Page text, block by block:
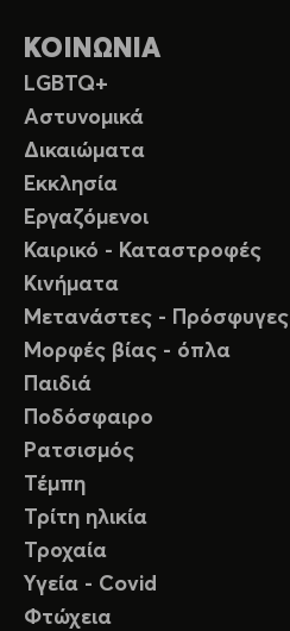
ΚΟΙΝΩΝΙΑ
LGBTQ+
Αστυνομικά
Δικαιώματα
Εκκλησία
Εργαζόμενοι
Καιρικό - Καταστροφές
Κινήματα
Μετανάστες - Πρόσφυγες
Μορφές βίας - όπλα
Παιδιά
Ποδόσφαιρο
Ρατσισμός
Τέμπη
Τρίτη ηλικία
Τροχαία
Υγεία - Covid
Φτώχεια